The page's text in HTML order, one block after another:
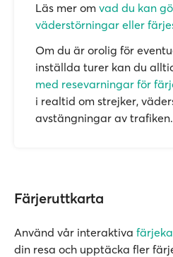
Läs mer om vad du kan
väderstörningar eller
Om du är orolig för
inställda turer kan du
med resevarningar för
i realtid om strejker,
avstängningar av trafiken.
Färjeruttkarta
Använd vår interaktiva
din resa och upptäcka fler